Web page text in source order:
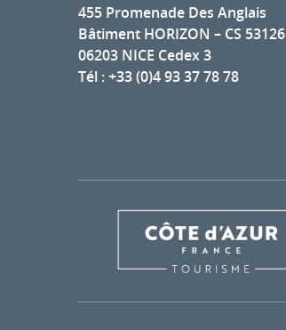
455 Promenade Des Anglais
Bâtiment HORIZON – CS 53126
06203 NICE Cedex 3
Tél : +33 (0)4 93 37 78 78